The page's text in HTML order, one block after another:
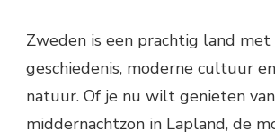
Zweden is een prachtig land met
geschiedenis, moderne cultuur
natuur. Of je nu wilt genieten
middernachtzon in Lapland, de